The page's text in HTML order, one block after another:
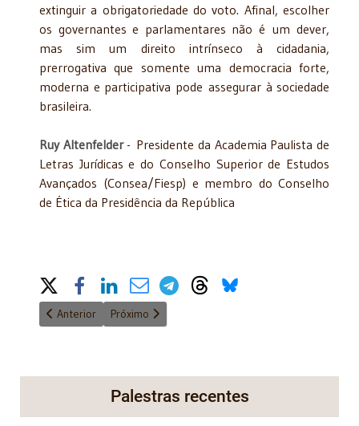
extinguir a obrigatoriedade do voto. Afinal, escolher
os governantes e parlamentares não é um dever,
mas sim um direito intrínseco à cidadania,
prerrogativa que somente uma democracia forte,
moderna e participativa pode assegurar à sociedade
brasileira.
Ruy Altenfelder- Presidente da Academia Paulista de
Letras Jurídicas e do Conselho Superior de Estudos
Avançados (Consea/Fiesp) e membro do Conselho
de Ética da Presidência da República
Share on Social Media
Artigo anterior: O Estatuto das Famílias do Século XXI, na sua
Anterior Próximo artigo: SIGILO
Próximo
Palestras recentes